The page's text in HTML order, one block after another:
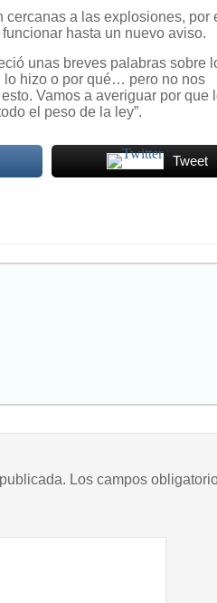
a las explosiones, por
hasta un nuevo aviso.
unas breves palabras sobre
lo hizo o por qué… pero no nos
Vamos a averiguar por que
el peso de la ley”.
Tweet
Los campos